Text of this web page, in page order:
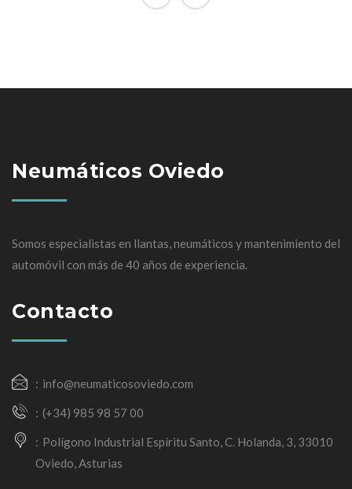
Neumáticos Oviedo
Somos especialistas en llantas, neumáticos y mantenimiento del
automóvil con más de 40 años de experiencia.
Contacto
info@neumaticosoviedo.com
(+34) 985 98 57 00
Polígono Industrial Espíritu Santo, C. Holanda, 3, 33010
Oviedo, Asturias